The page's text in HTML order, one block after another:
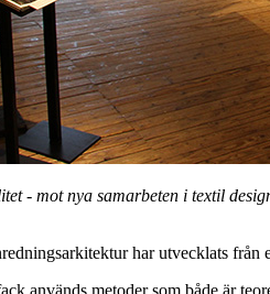
- mot nya samarbeten i textil
har utvecklats från
används metoder som både är